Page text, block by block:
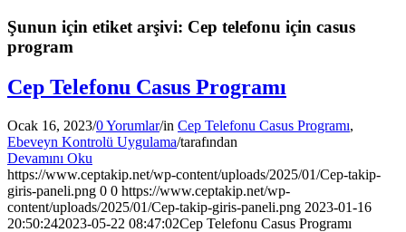
Şunun için etiket arşivi: Cep telefonu için casus
program
Cep Telefonu Casus Programı
Ocak 16, 2023/0 Yorumlar/in Cep Telefonu Casus Programı,
Ebeveyn Kontrolü Uygulama/tarafından
Devamını Oku
https://www.ceptakip.net/wp-content/uploads/2025/01/Cep-takip-
giris-paneli.png 0 0 https://www.ceptakip.net/wp-
content/uploads/2025/01/Cep-takip-giris-paneli.png 2023-01-16
20:50:242023-05-22 08:47:02Cep Telefonu Casus Programı